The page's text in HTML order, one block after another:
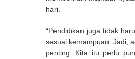
hari.
“Pendidikan juga tidak
sesuai kemampuan. Jadi,
penting. Kita itu perlu